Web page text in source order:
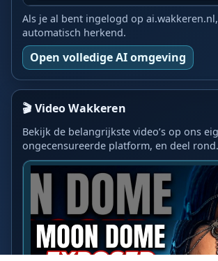
Als je al bent ingelogd op
automatisch herkend.
Open volledige AI omgeving
🎬 Video Wakkeren
Bekijk de belangrijkste video’s op ons
ongecensureerde platform, en deel rond.